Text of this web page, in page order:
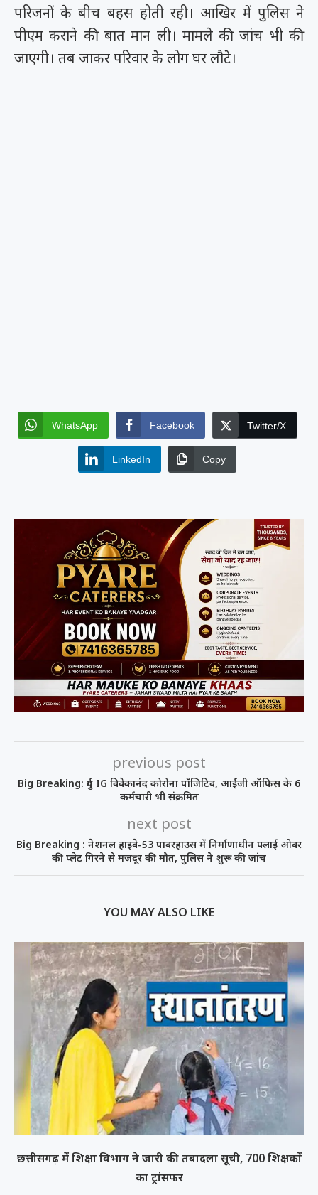
परिजनों के बीच बहस होती रही। आखिर में पुलिस ने
पीएम कराने की बात मान ली। मामले की जांच भी की
जाएगी। तब जाकर परिवार के लोग घर लौटे।
WhatsApp Facebook Twitter/X
LinkedIn Copy
previous post
Big Breaking: दुर्ग IG विवेकानंद कोरोना पॉजिटिव, आईजी ऑफिस के 6
कर्मचारी भी संक्रमित
next post
Big Breaking : नेशनल हाइवे-53 पावरहाउस में निर्माणाधीन फ्लाई ओवर
की प्लेट गिरने से मजदूर की मौत, पुलिस ने शुरू की जांच
YOU MAY ALSO LIKE
छत्तीसगढ़ में शिक्षा विभाग ने जारी की तबादला सूची, 700 शिक्षकों
का ट्रांसफर